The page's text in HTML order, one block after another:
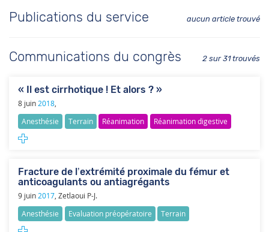
Publications du service aucun article trouvé
Communications du congrès 2 sur 31 trouvés
« Il est cirrhotique ! Et alors ? »
8 juin2018,
Anesthésie
Terrain Réanimation Réanimation digestive
Fracture de l’extrémité proximale du fémur et
anticoagulants ou antiagrégants
9 juin2017, Zetlaoui P-J.
Anesthésie
Evaluation préopératoire Terrain